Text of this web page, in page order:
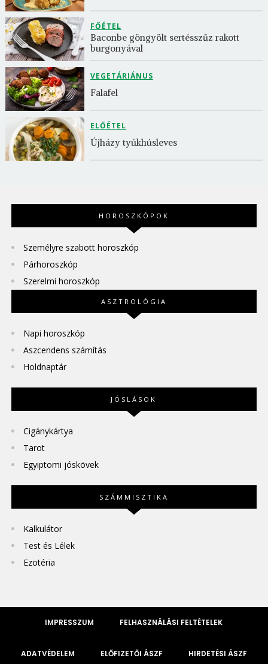
FŐÉTEL
Baconbe göngyölt sertésszűz rakott
burgonyával
VEGETÁRIÁNUS
Falafel
ELŐÉTEL
Újházy tyúkhúsleves
HOROSZKÓPOK
Személyre szabott horoszkóp
Párhoroszkóp
Szerelmi horoszkóp
ASZTROLÓGIA
Napi horoszkóp
Aszcendens számítás
Holdnaptár
JÓSLÁSOK
Cigánykártya
Tarot
Egyiptomi jóskövek
SZÁMMISZTIKA
Kalkulátor
Test és Lélek
Ezotéria
IMPRESSZUM FELHASZNÁLÁSI FELTÉTELEK
ADATVÉDELEM ELŐFIZETŐI ÁSZF HIRDETÉSI ÁSZF